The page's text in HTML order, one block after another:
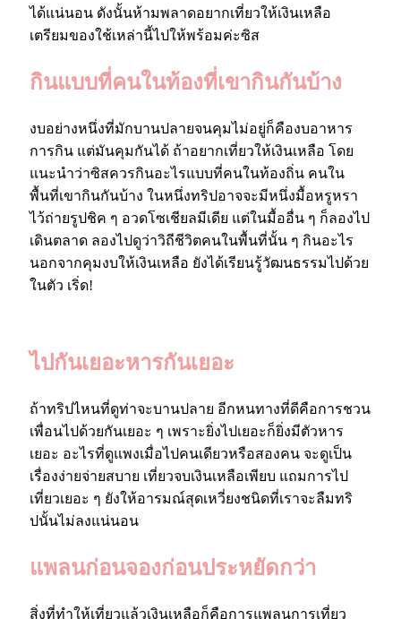
ได้แน่นอน ดังนั้นห้ามพลาดอยากเที่ยวให้เงินเหลือ
เตรียมของใช้เหล่านี้ไปให้พร้อมค่ะซิส
กินแบบที่คนในท้องที่เขากินกันบ้าง
งบอย่างหนึ่งที่มักบานปลายจนคุมไม่อยู่ก็คืองบอาหาร
การกิน แต่มันคุมกันได้ ถ้าอยากเที่ยวให้เงินเหลือ โดย
แนะนำว่าซิสควรกินอะไรแบบที่คนในท้องถิ่น คนใน
พื้นที่เขากินกันบ้าง ในหนึ่งทริปอาจจะมีหนึ่งมื้อหรูหรา
ไว้ถ่ายรูปชิค ๆ อวดโซเชียลมีเดีย แต่ในมื้ออื่น ๆ ก็ลองไป
เดินตลาด ลองไปดูว่าวิถีชีวิตคนในพื้นที่นั้น ๆ กินอะไร
นอกจากคุมงบให้เงินเหลือ ยังได้เรียนรู้วัฒนธรรมไปด้วย
ในตัว เริ่ด!
ไปกันเยอะหารกันเยอะ
ถ้าทริปไหนที่ดูท่าจะบานปลาย อีกหนทางที่ดีคือการชวน
เพื่อนไปด้วยกันเยอะ ๆ เพราะยิ่งไปเยอะก็ยิ่งมีตัวหาร
เยอะ อะไรที่ดูแพงเมื่อไปคนเดียวหรือสองคน จะดูเป็น
เรื่องง่ายจ่ายสบาย เที่ยวจบเงินเหลือเพียบ แถมการไป
เที่ยวเยอะ ๆ ยังให้อารมณ์สุดเหวี่ยงชนิดที่เราจะลืมทริ
ปนั้นไม่ลงแน่นอน
แพลนก่อนจองก่อนประหยัดกว่า
สิ่งที่ทำให้เที่ยวแล้วเงินเหลือก็คือการแพลนการเที่ยว